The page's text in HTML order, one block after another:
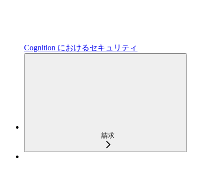
Cognition におけるセキュリティ
請求